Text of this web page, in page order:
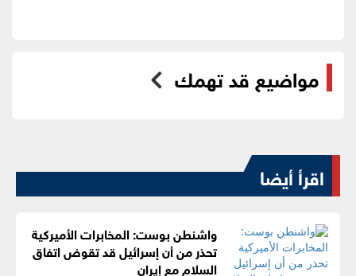
مواضيع قد تهمك
اقرأ أيضا
واشنطن بوست: المخابرات الأميركية
تحذر من أن إسرائيل قد تقوض اتفاق
السلام مع إيران